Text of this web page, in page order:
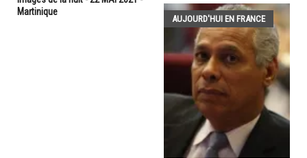
Martinique
AUJOURD'HUI EN FRANCE